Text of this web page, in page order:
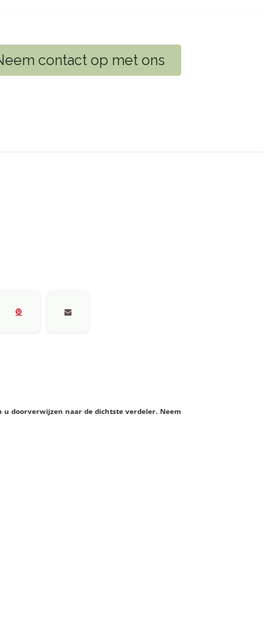
contact op met ons
doorverwijzen naar de dichtste verdeler. Neem